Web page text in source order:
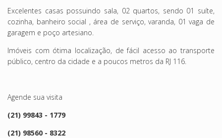
Excelentes casas possuindo sala, 02 quartos, sendo 01 suíte,
cozinha, banheiro social , área de serviço, varanda, 01 vaga de
garagem e poço artesiano.
Imóveis com ótima localização, de fácil acesso ao transporte
público, centro da cidade e a poucos metros da RJ 116.
Agende sua visita
(21) 99843 - 1779
(21) 98560 - 8322